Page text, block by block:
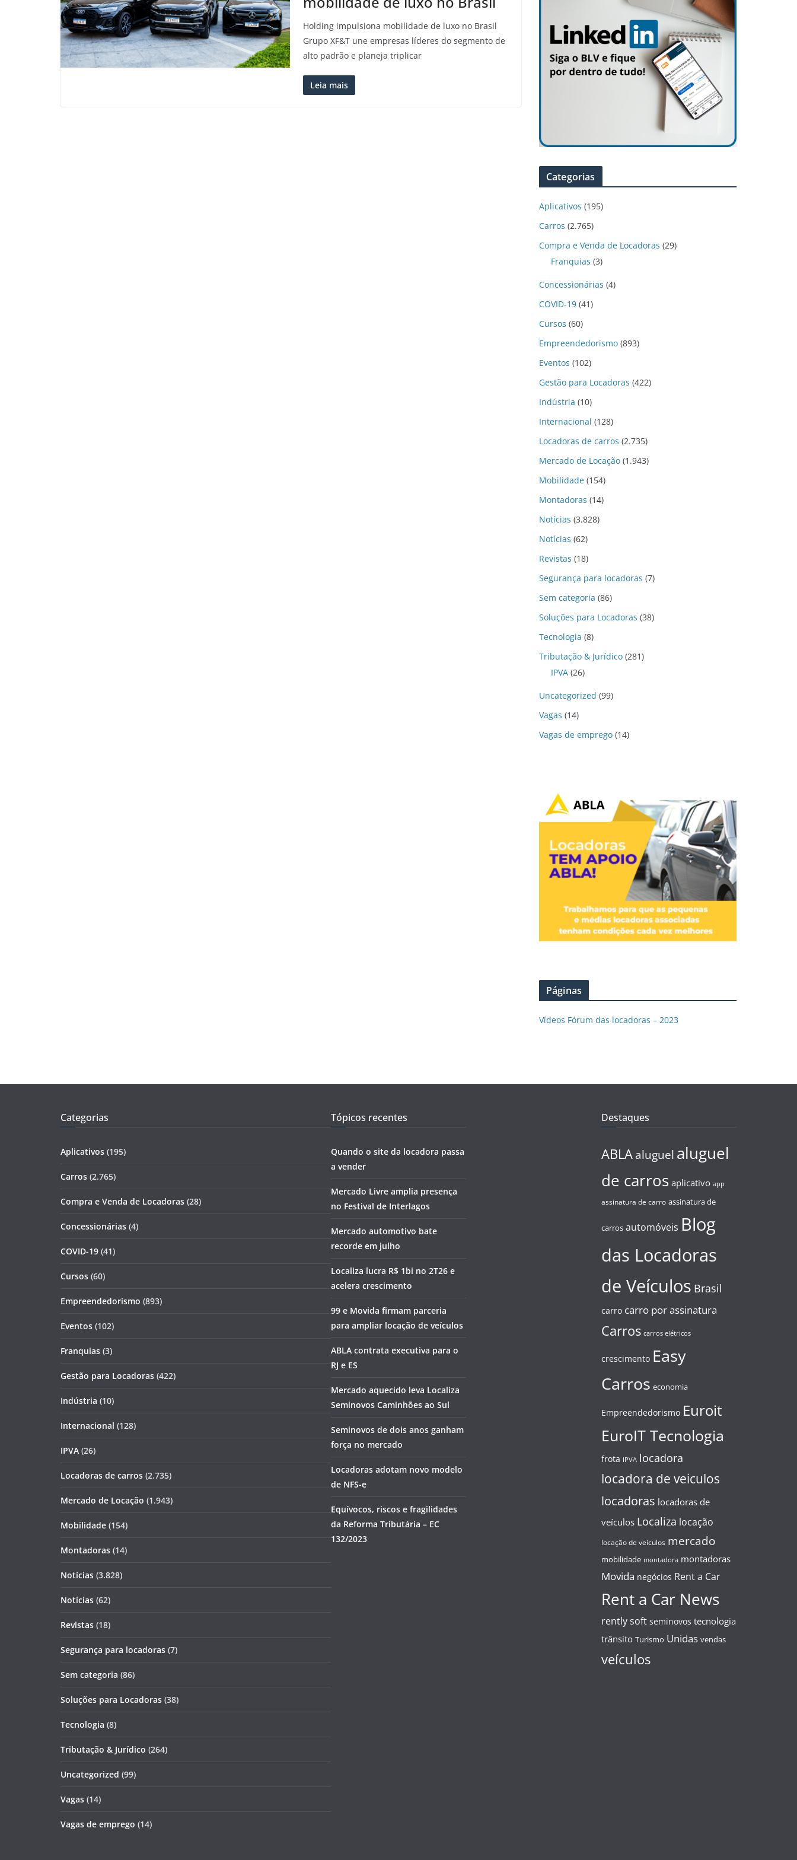
Holding impulsiona mobilidade de luxo no Brasil
Grupo XF&T une empresas líderes do segmento de
alto padrão e planeja triplicar
Leia mais
Categorias
Aplicativos (195)
Carros (2.765)
Compra e Venda de Locadoras (29)
Franquias (3)
Concessionárias (4)
COVID-19 (41)
Cursos (60)
Empreendedorismo (893)
Eventos (102)
Gestão para Locadoras (422)
Indústria (10)
Internacional (128)
Locadoras de carros (2.735)
Mercado de Locação (1.943)
Mobilidade (154)
Montadoras (14)
Notícias (3.828)
Notícias (62)
Revistas (18)
Segurança para locadoras (7)
Sem categoria (86)
Soluções para Locadoras (38)
Tecnologia (8)
Tributação & Jurídico (281)
IPVA (26)
Uncategorized (99)
Vagas (14)
Vagas de emprego (14)
Páginas
Vídeos Fórum das locadoras – 2023
Categorias
Aplicativos (195)
Carros (2.765)
Compra e Venda de Locadoras (28)
Concessionárias (4)
COVID-19 (41)
Cursos (60)
Empreendedorismo (893)
Eventos (102)
Franquias (3)
Gestão para Locadoras (422)
Indústria (10)
Internacional (128)
IPVA (26)
Locadoras de carros (2.735)
Mercado de Locação (1.943)
Mobilidade (154)
Montadoras (14)
Notícias (3.828)
Notícias (62)
Revistas (18)
Segurança para locadoras (7)
Sem categoria (86)
Soluções para Locadoras (38)
Tecnologia (8)
Tributação & Jurídico (264)
Uncategorized (99)
Vagas (14)
Vagas de emprego (14)
Tópicos recentes
Quando o site da locadora passa
a vender
Mercado Livre amplia presença
no Festival de Interlagos
Mercado automotivo bate
recorde em julho
Localiza lucra R$ 1bi no 2T26 e
acelera crescimento
99 e Movida firmam parceria
para ampliar locação de veículos
ABLA contrata executiva para o
RJ e ES
Mercado aquecido leva Localiza
Seminovos Caminhões ao Sul
Seminovos de dois anos ganham
força no mercado
Locadoras adotam novo modelo
de NFS-e
Equívocos, riscos e fragilidades
da Reforma Tributária – EC
132/2023
Destaques
ABLA aluguel aluguel
de carros aplicativo app
assinatura de carro assinatura de
carros automóveis Blog
das Locadoras
de Veículos Brasil
carro carro por assinatura
Carros carros elétricos
crescimento Easy
Carros economia
Empreendedorismo Euroit
EuroIT Tecnologia
frota IPVA locadora
locadora de veiculos
locadoras locadoras de
veículos Localiza locação
locação de veículos mercado
mobilidade montadora montadoras
Movida negócios Rent a Car
Rent a Car News
rently soft seminovos tecnologia
trânsito Turismo Unidas vendas
veículos